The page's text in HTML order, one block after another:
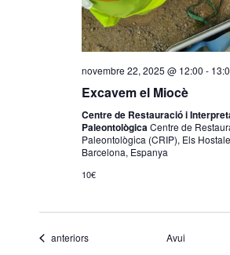
novembre 22, 2025 @ 12:00 -
Excavem el Miocè
Centre de Restauració i
PaleontològicaCentre de
Paleontològica (CRIP), Els
Barcelona, Espanya
10€
Esdeveniments
anteriors Avui